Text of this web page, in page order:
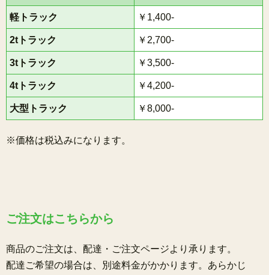
軽トラック ￥1,400-
2tトラック ￥2,700-
3tトラック ￥3,500-
4tトラック ￥4,200-
大型トラック ￥8,000-
※価格は税込みになります。
ご注文はこちらから
商品のご注文は、配達・ご注文ページより承ります。
配達ご希望の場合は、別途料金がかかります。あらかじ